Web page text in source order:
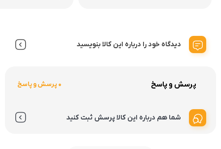
دیدگاه خود را درباره این کالا بنویسید
پرسش و پاسخ 0 پرسش و پاسخ
شما هم درباره این کالا پرسش ثبت کنید